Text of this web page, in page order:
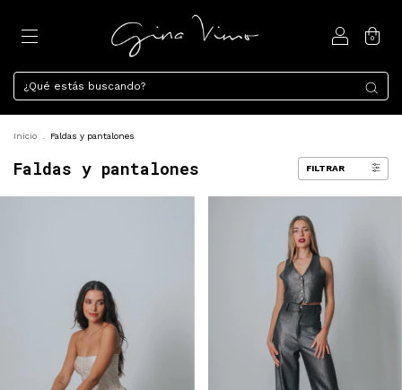
0
Inicio Faldas y pantalones
Faldas y pantalones FILTRAR